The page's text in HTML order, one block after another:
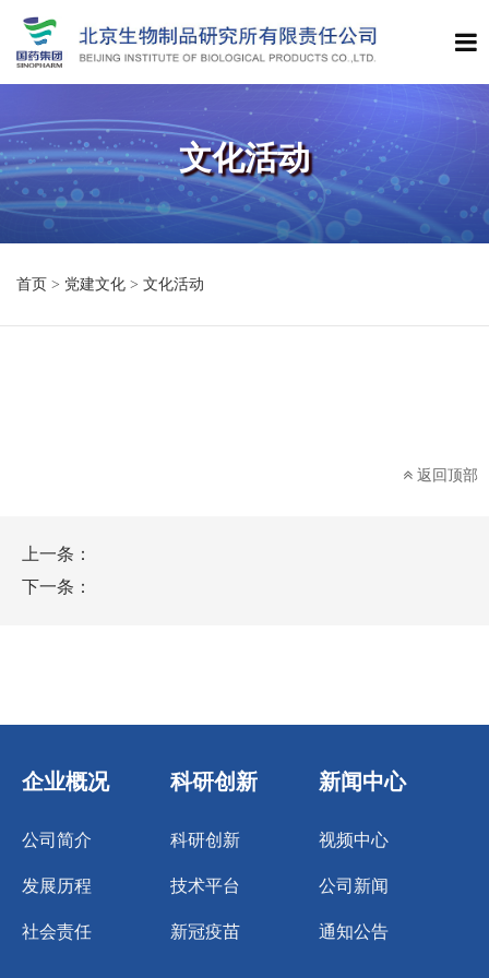
文化活动
首页 > 党建文化 > 文化活动
返回顶部
上一条：
下一条：
企业概况
公司简介
发展历程
社会责任
科研创新
科研创新
技术平台
新冠疫苗
新闻中心
视频中心
公司新闻
通知公告